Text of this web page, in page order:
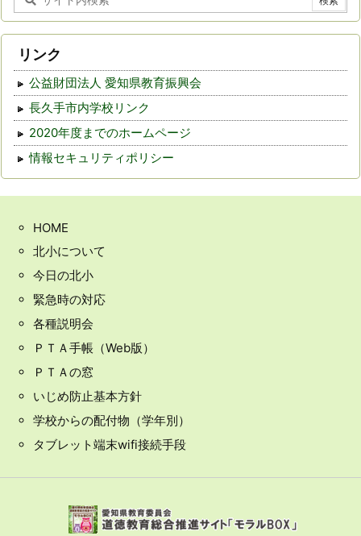
リンク
公益財団法人 愛知県教育振興会
長久手市内学校リンク
2020年度までのホームページ
情報セキュリティポリシー
HOME
北小について
今日の北小
緊急時の対応
各種説明会
ＰＴＡ手帳（Web版）
ＰＴＡの窓
いじめ防止基本方針
学校からの配付物（学年別）
タブレット端末wifi接続手段